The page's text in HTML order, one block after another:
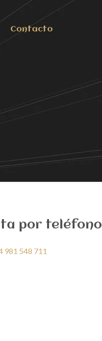
Contacto
por teléfono
981 548 711